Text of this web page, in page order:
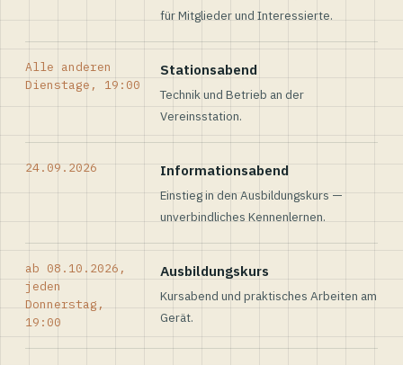
für Mitglieder und Interessierte.
Alle anderen
Dienstage, 19:00
Stationsabend
Technik und Betrieb an der
Vereinsstation.
24.09.2026 Informationsabend
Einstieg in den Ausbildungskurs —
unverbindliches Kennenlernen.
ab 08.10.2026,
jeden
Donnerstag,
19:00
Ausbildungskurs
Kursabend und praktisches Arbeiten am
Gerät.